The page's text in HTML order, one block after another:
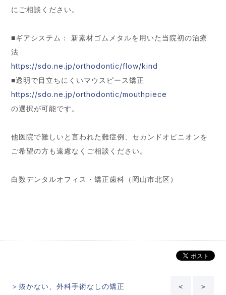
にご相談ください。
■ギアシステム： 新素材ゴムメタルを用いた当院初の治療
法
https://sdo.ne.jp/orthodontic/flow/kind
■透明で目立ちにくいマウスピース矯正
https://sdo.ne.jp/orthodontic/mouthpiece
の選択が可能です。
他医院で難しいと言われた難症例、セカンドオピニオンを
ご希望の方も遠慮なくご相談ください。
白数デンタルオフィス・矯正歯科（岡山市北区）
＞抜かない、外科手術なしの矯正 ＜ ＞